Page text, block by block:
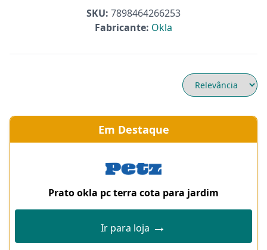
SKU: 7898464266253
Fabricante: Okla
Em Destaque
Prato okla pc terra cota para jardim
Ir para loja →